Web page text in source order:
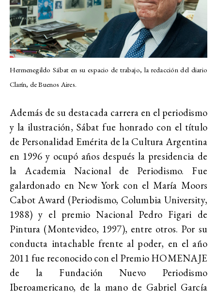
Hermenegildo Sábat en su espacio de trabajo, la redacción del diario
Clarín, de Buenos Aires.
Además de su destacada carrera en el periodismo
y la ilustración, Sábat fue honrado con el título
de Personalidad Emérita de la Cultura Argentina
en 1996 y ocupó años después la presidencia de
la Academia Nacional de Periodismo. Fue
galardonado en New York con el María Moors
Cabot Award (Periodismo, Columbia University,
1988) y el premio Nacional Pedro Figari de
Pintura (Montevideo, 1997), entre otros. Por su
conducta intachable frente al poder, en el año
2011 fue reconocido con el Premio HOMENAJE
de la Fundación Nuevo Periodismo
Iberoamericano, de la mano de Gabriel García